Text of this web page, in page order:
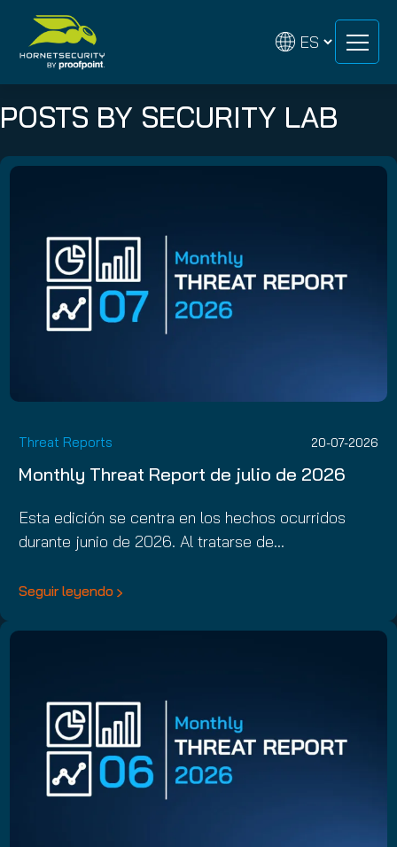
content
content
POSTS BY SECURITY LAB
Threat Reports 20-07-2026
Monthly Threat Report de julio de 2026
Esta edición se centra en los hechos ocurridos
durante junio de 2026. Al tratarse de…
Seguir leyendo